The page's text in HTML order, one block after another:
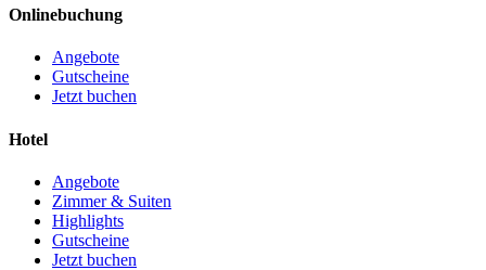
Onlinebuchung
Angebote
Gutscheine
Jetzt buchen
Hotel
Angebote
Zimmer & Suiten
Highlights
Gutscheine
Jetzt buchen